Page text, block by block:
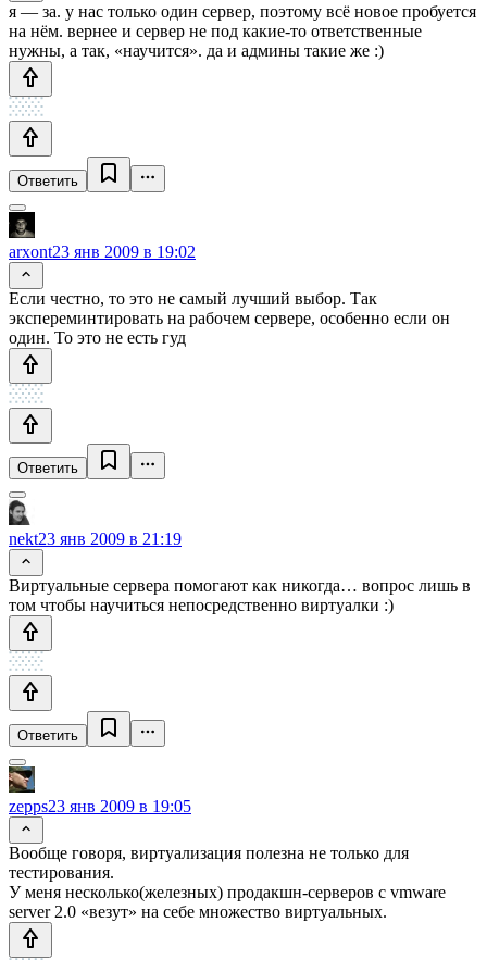
я — за. у нас только один сервер, поэтому всё новое пробуется
на нём. вернее и сервер не под какие-то ответственные
нужны, а так, «научится». да и админы такие же :)
Ответить
arxont23 янв 2009 в 19:02
Если честно, то это не самый лучший выбор. Так
экспереминтировать на рабочем сервере, особенно если он
один. То это не есть гуд
Ответить
nekt23 янв 2009 в 21:19
Виртуальные сервера помогают как никогда… вопрос лишь в
том чтобы научиться непосредственно виртуалки :)
Ответить
zepps23 янв 2009 в 19:05
Вообще говоря, виртуализация полезна не только для
тестирования.
У меня несколько(железных) продакшн-серверов с vmware
server 2.0 «везут» на себе множество виртуальных.